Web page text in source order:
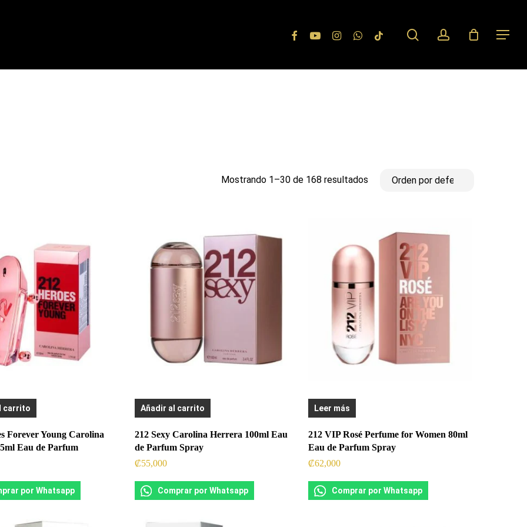
Menu
FacebookYoutubeInstagramWhatsapp
Tiktok searchaccount
Mostrando 1–30 de 168 resultados
carrito
Forever Young Carolina
Eau de Parfum
por Whatsapp
Añadir al carrito
212 Sexy Carolina Herrera 100ml Eau
de Parfum Spray
₡55,000
Comprar por Whatsapp
Leer más
212 VIP Rosé Perfume for Women 80ml
Eau de Parfum Spray
₡62,000
Comprar por Whatsapp